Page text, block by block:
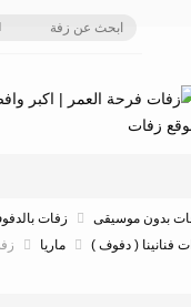
بدون موسيقى زفات
فنانينا ( دفوف )
ماريا